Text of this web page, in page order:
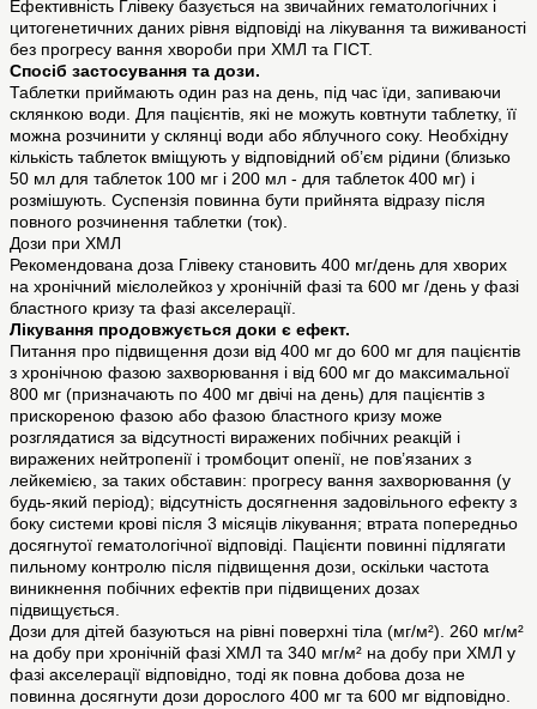
Ефективність Глівеку базується на звичайних гематологічних і
цитогенетичних даних рівня відповіді на лікування та виживаності
без прогресу вання хвороби при ХМЛ та ГІСТ.
Спосiб застосування та дози.
Таблетки приймають один раз на день, під час їди, запиваючи
склянкою води. Для пацієнтів, які не можуть ковтнути таблетку, її
можна розчинити у склянці води або яблучного соку. Необхідну
кількість таблеток вміщують у відповідний об’єм рідини (близько
50 мл для таблеток 100 мг і 200 мл - для таблеток 400 мг) і
розмішують. Суспензія повинна бути прийнята відразу після
повного розчинення таблетки (ток).
Дози при ХМЛ
Рекомендована доза Глівеку становить 400 мг/день для хворих
на хронічний мієлолейкоз у хронічній фазі та 600 мг /день у фазі
бластного кризу та фазі акселерації.
Лікування продовжується доки є ефект.
Питання про підвищення дози від 400 мг до 600 мг для пацієнтів
з хронічною фазою захворювання і від 600 мг до максимальної
800 мг (призначають по 400 мг двічі на день) для пацієнтів з
прискореною фазою або фазою бластного кризу може
розглядатися за відсутності виражених побічних реакцій і
виражених нейтропенії і тромбоцит опенії, не пов’язаних з
лейкемією, за таких обставин: прогресу вання захворювання (у
будь-який період); відсутність досягнення задовільного ефекту з
боку системи крові після 3 місяців лікування; втрата попередньо
досягнутої гематологічної відповіді. Пацієнти повинні підлягати
пильному контролю після підвищення дози, оскільки частота
виникнення побічних ефектів при підвищених дозах
підвищується.
Дози для дітей базуються на рівні поверхні тіла (мг/м²). 260 мг/м²
на добу при хронічній фазі ХМЛ та 340 мг/м² на добу при ХМЛ у
фазі акселерації відповідно, тоді як повна добова доза не
повинна досягнути дози дорослого 400 мг та 600 мг відповідно.